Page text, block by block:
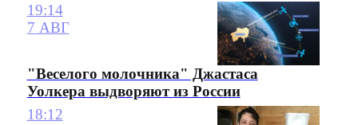
19:14
7 АВГ
"Веселого молочника" Джастаса
Уолкера выдворяют из России
18:12